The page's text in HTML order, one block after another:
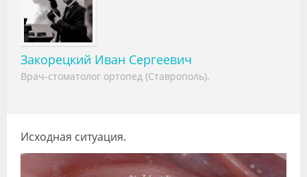
Видео
Форум
Клиники
Блоги
Закорецкий Иван Сергеевич
Врач-стоматолог ортопед (Ставрополь).
Исходная ситуация.